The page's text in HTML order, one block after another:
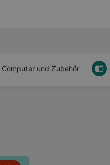
Computer und Zubehör